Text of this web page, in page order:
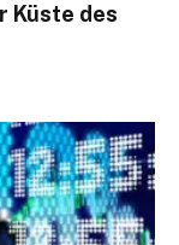
Küste des